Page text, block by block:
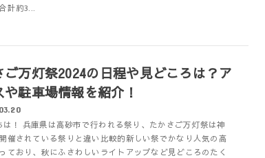
計約3...
ご万灯祭2024の日程や見どころは？ア
や駐車場情報を紹介！
は！ 兵庫県は高砂市で行われる祭り、たかさご万灯祭は神
催されている祭りと違い比較的新しい祭でかなり人気の高
ており、秋にふさわしいライトアップなど見どころのたく